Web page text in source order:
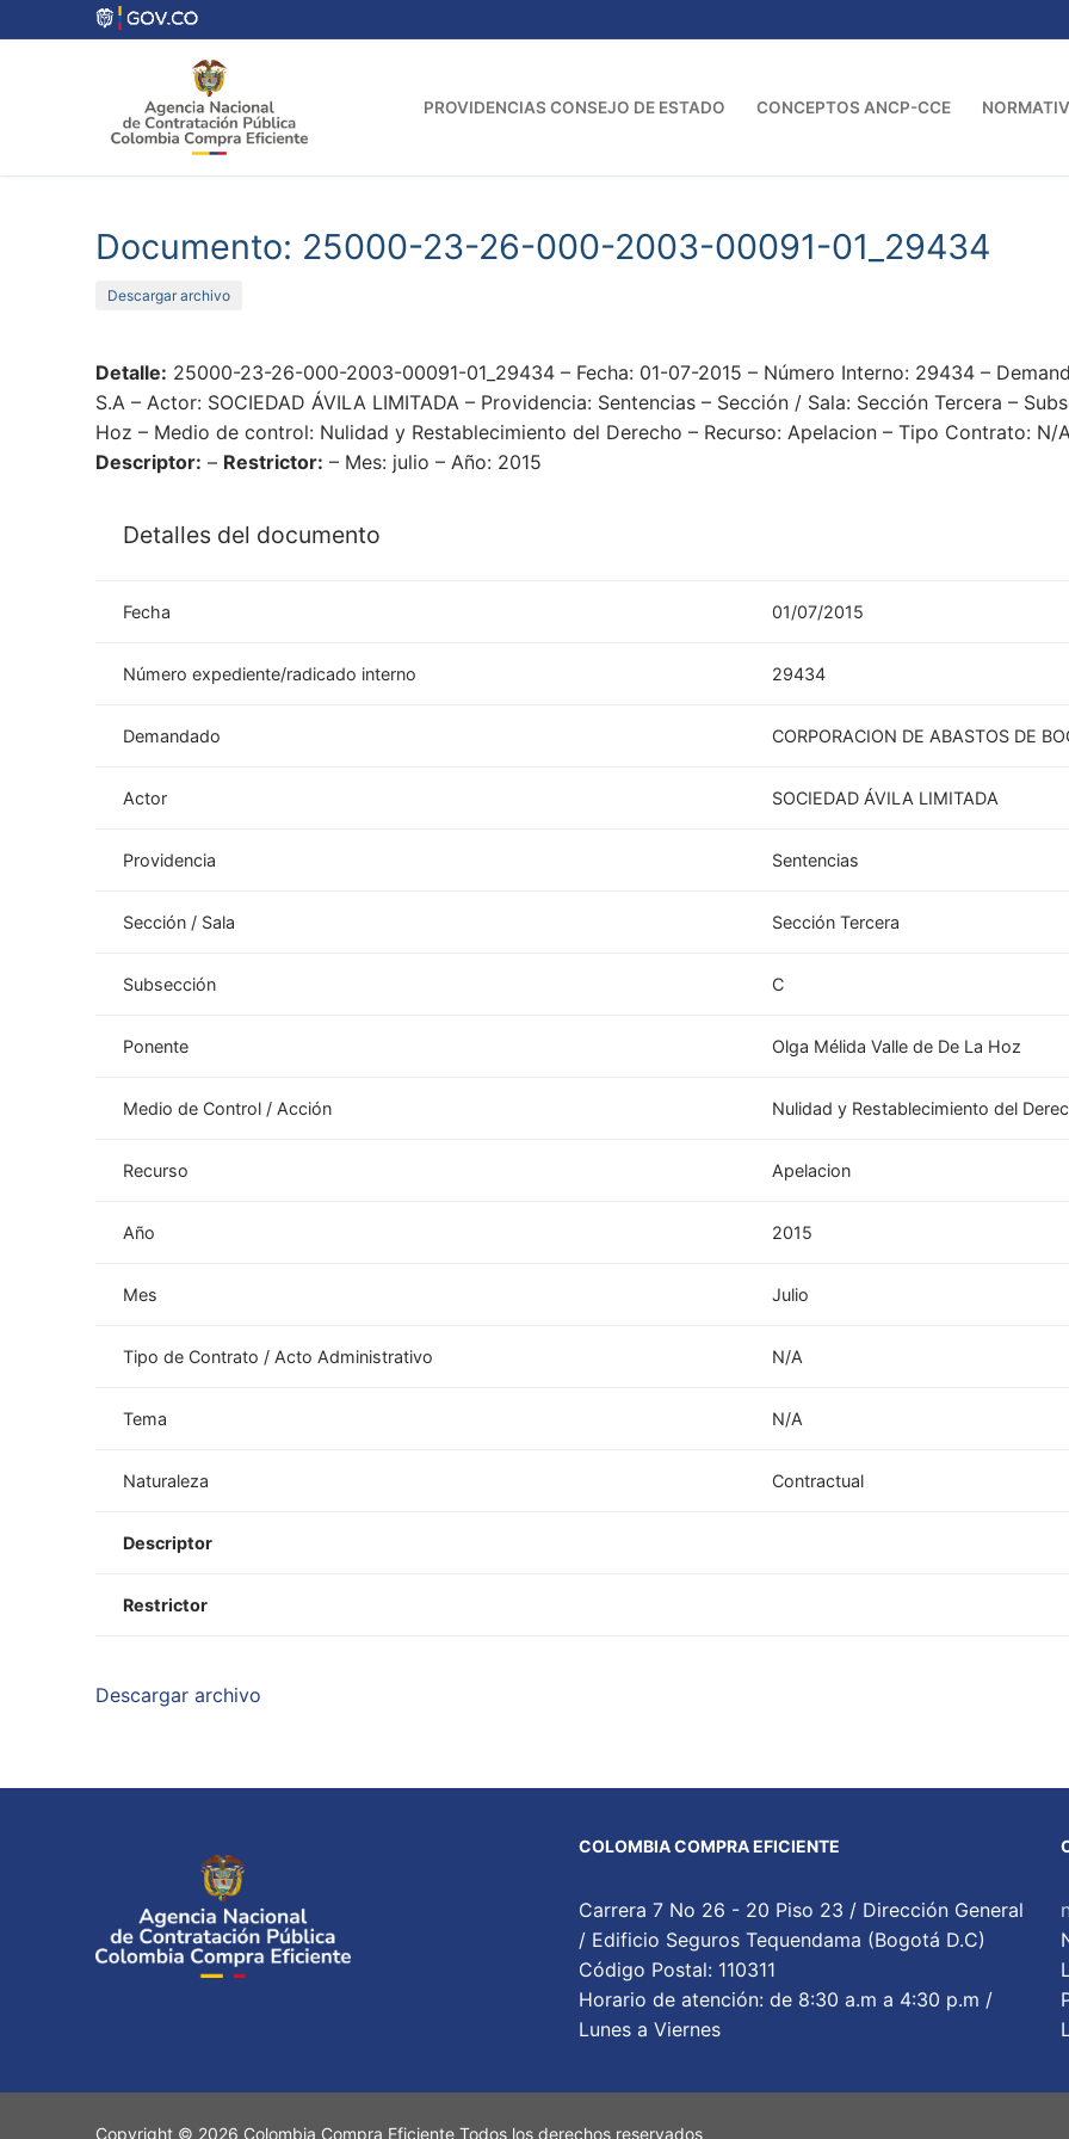
al
PROVIDENCIAS CONSEJO DE ESTADO CONCEPTOS ANCP-CCE
Documento: 25000-23-26-000-2003-00091-01_29434
Descargar archivo
Detalle: 25000-23-26-000-2003-00091-01_29434 – Fecha: 01-07-2015 – Número Interno: 29434 –
S.A – Actor: SOCIEDAD ÁVILA LIMITADA – Providencia: Sentencias – Sección / Sala: Sección Tercera –
Hoz – Medio de control: Nulidad y Restablecimiento del Derecho – Recurso: Apelacion – Tipo Contrato: N/
Descriptor: – Restrictor: – Mes: julio – Año: 2015
Detalles del documento
Fecha 01/07/2015
Número expediente/radicado interno 29434
Demandado CORPORACION DE ABASTOS DE
Actor SOCIEDAD ÁVILA LIMITADA
Providencia Sentencias
Sección / Sala Sección Tercera
Subsección C
Ponente Olga Mélida Valle de De La Hoz
Medio de Control / Acción Nulidad y Restablecimiento del
Recurso Apelacion
Año 2015
Mes Julio
Tipo de Contrato / Acto Administrativo N/A
Tema N/A
Naturaleza Contractual
Descriptor
Restrictor
Descargar archivo
COLOMBIA COMPRA EFICIENTE
Carrera 7 No 26 - 20 Piso 23 / Dirección General
/ Edificio Seguros Tequendama (Bogotá D.C)
Código Postal: 110311
Horario de atención: de 8:30 a.m a 4:30 p.m /
Lunes a Viernes
Copyright © 2026 Colombia Compra Eficiente Todos los derechos reservados